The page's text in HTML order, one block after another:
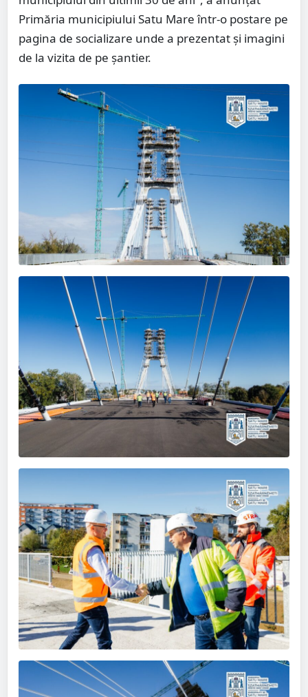
Primăria municipiului Satu Mare într-o postare pe
pagina de socializare unde a prezentat și imagini
de la vizita de pe șantier.